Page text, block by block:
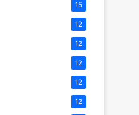
15
12
12
12
12
12